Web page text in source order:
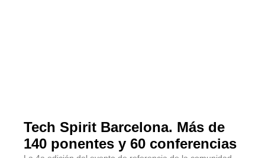
Tech Spirit Barcelona. Más de
140 ponentes y 60 conferencias